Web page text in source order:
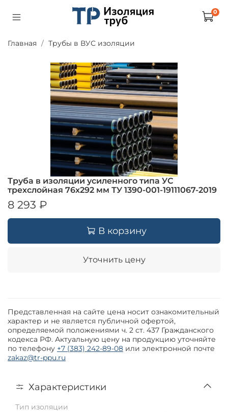
0
Главная Трубы в ВУС изоляции
Труба в изоляции усиленного типа УС
трехслойная 76х292 мм ТУ 1390-001-19111067-2019
8 293 ₽
В корзину
Уточнить цену
Представленная на сайте цена носит ознакомительный
характер и не является публичной офертой,
определяемой положениями ч. 2 ст. 437 Гражданского
кодекса РФ. Актуальную цену на продукцию уточняйте
по телефону +7 (383) 242-89-08 или электронной почте
zakaz@tr-ppu.ru
Характеристики
Тип изоляции